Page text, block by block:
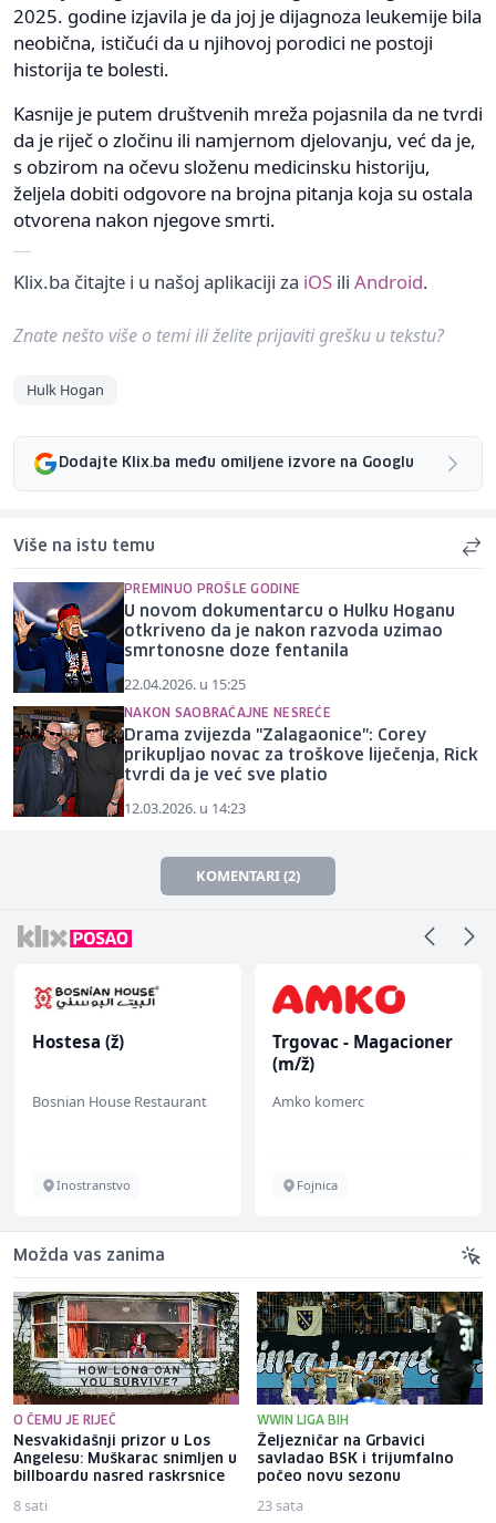
2025. godine izjavila je da joj je dijagnoza leukemije bila
neobična, ističući da u njihovoj porodici ne postoji
historija te bolesti.
Kasnije je putem društvenih mreža pojasnila da ne tvrdi
da je riječ o zločinu ili namjernom djelovanju, već da je,
s obzirom na očevu složenu medicinsku historiju,
željela dobiti odgovore na brojna pitanja koja su ostala
otvorena nakon njegove smrti.
Klix.ba čitajte i u našoj aplikaciji za iOS ili Android.
Znate nešto više o temi ili želite prijaviti grešku u tekstu?
Hulk Hogan
Dodajte Klix.ba među omiljene izvore na Googlu
Više na istu temu
PREMINUO PROŠLE GODINE
U novom dokumentarcu o Hulku Hoganu
otkriveno da je nakon razvoda uzimao
smrtonosne doze fentanila
22.04.2026. u 15:25
NAKON SAOBRAĆAJNE NESREĆE
Drama zvijezda "Zalagaonice": Corey
prikupljao novac za troškove liječenja, Rick
tvrdi da je već sve platio
12.03.2026. u 14:23
KOMENTARI (2)
Hostesa (ž)
Bosnian House Restaurant
Inostranstvo
Trgovac - Magacioner
(m/ž)
Amko komerc
Fojnica
Možda vas zanima
O ČEMU JE RIJEČ
Nesvakidašnji prizor u Los
Angelesu: Muškarac snimljen u
billboardu nasred raskrsnice
8 sati
WWIN LIGA BIH
Željezničar na Grbavici
savladao BSK i trijumfalno
počeo novu sezonu
23 sata